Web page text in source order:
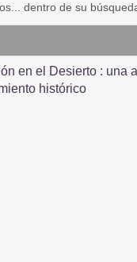
dentro de su
en el Desierto : una
histórico